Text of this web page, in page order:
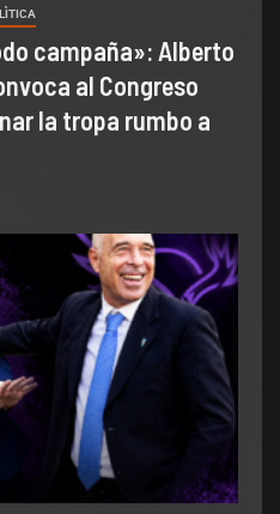
campaña»: Alberto
al Congreso
la tropa rumbo a